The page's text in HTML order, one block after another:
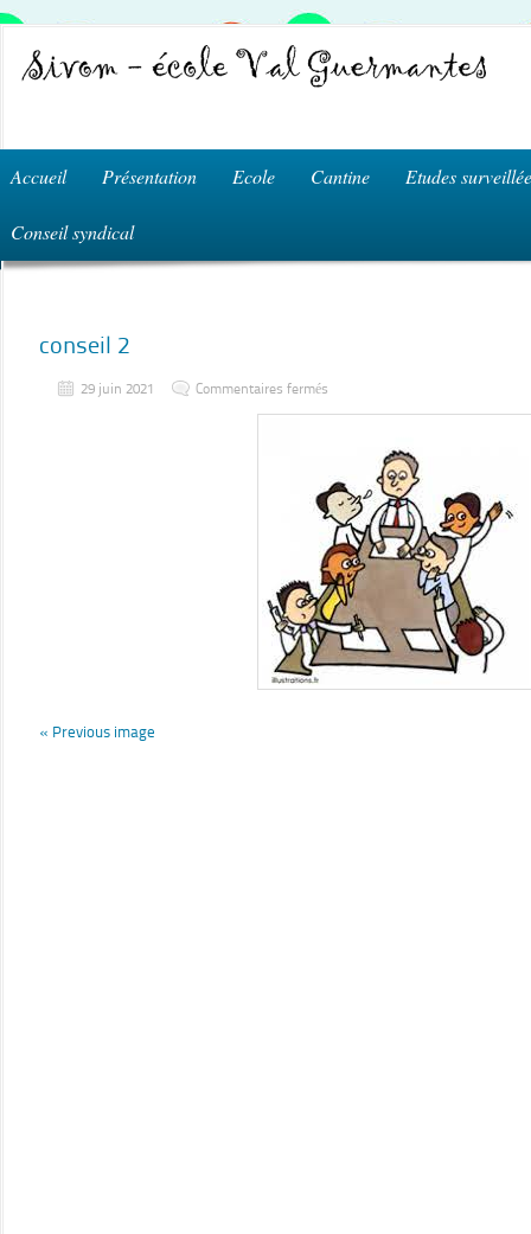
Accueil Présentation Ecole Cantine Etudes
Conseil syndical
conseil 2
29 juin 2021 Commentaires fermés
2
« Previous image